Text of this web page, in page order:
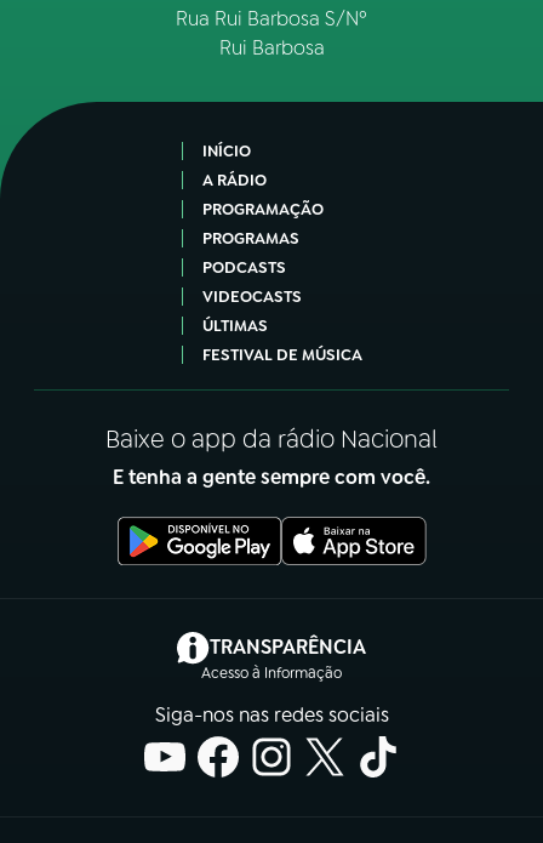
Rua Rui Barbosa S/Nº
Rui Barbosa
INÍCIO
A RÁDIO
PROGRAMAÇÃO
PROGRAMAS
PODCASTS
VIDEOCASTS
ÚLTIMAS
FESTIVAL DE MÚSICA
Baixe o app da rádio Nacional
E tenha a gente sempre com você.
TRANSPARÊNCIA
Acesso à Informação
(abre em nova aba)
Siga-nos nas redes sociais